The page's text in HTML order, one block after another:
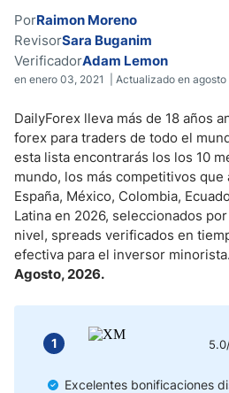
Depósitos y Retiros: Qué Funciona en tu
¿Tienes que Pagar Impuestos por las
Cómo Elegir el Mejor Bróker de Forex
Nuestra Conclusión
PorRaimon Moreno
RevisorSara Buganim
VerificadorAdam Lemon
en enero 03, 2021 | Actualizado en
DailyForex lleva más de 18 años
forex para traders de todo el
esta lista encontrarás los los 10
mundo, los más competitivos
España, México, Colombia,
Latina en 2026, seleccionados
nivel, spreads verificados en
efectiva para el inversor minorista.
Agosto, 2026.
1
Excelentes bonificaciones